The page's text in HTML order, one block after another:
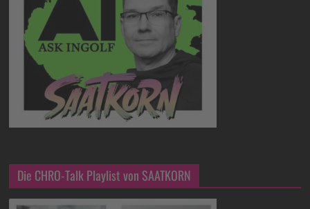
Die CHRO-Talk Playlist von SAATKORN